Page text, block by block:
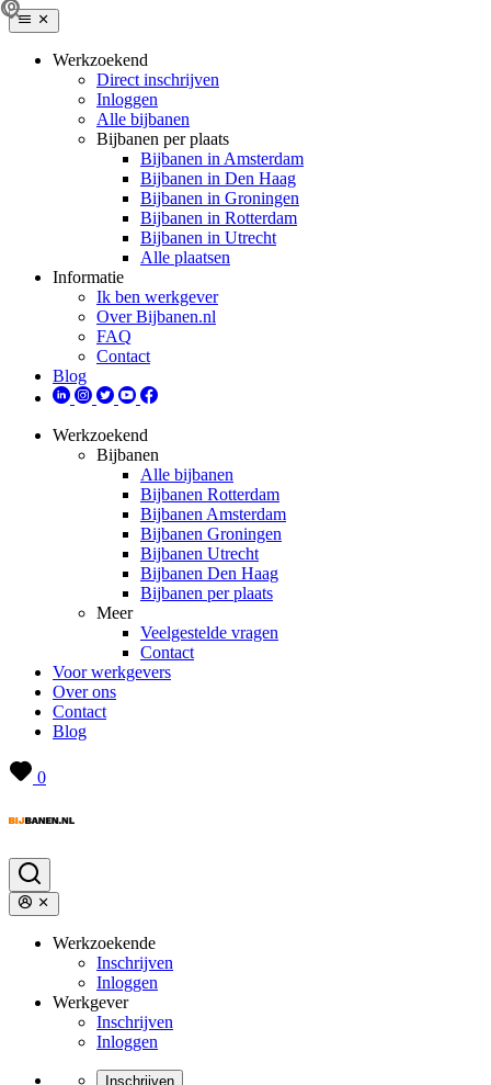
Werkzoekend
Direct inschrijven
Inloggen
Alle bijbanen
Bijbanen per plaats
Bijbanen in Amsterdam
Bijbanen in Den Haag
Bijbanen in Groningen
Bijbanen in Rotterdam
Bijbanen in Utrecht
Alle plaatsen
Informatie
Ik ben werkgever
Over Bijbanen.nl
FAQ
Contact
Blog
Werkzoekend
Bijbanen
Alle bijbanen
Bijbanen Rotterdam
Bijbanen Amsterdam
Bijbanen Groningen
Bijbanen Utrecht
Bijbanen Den Haag
Bijbanen per plaats
Meer
Veelgestelde vragen
Contact
Voor werkgevers
Over ons
Contact
Blog
0
Werkzoekende
Inschrijven
Inloggen
Werkgever
Inschrijven
Inloggen
Inschrijven